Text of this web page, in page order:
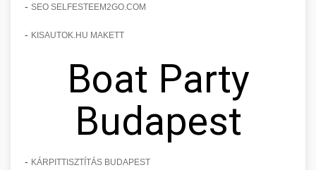
- SEO SELFESTEEM2GO.COM
- KISAUTOK.HU MAKETT
Boat Party
Budapest
- KÁRPITTISZTÍTÁS BUDAPEST